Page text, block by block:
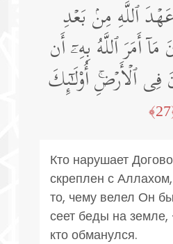
ٱللَّهِ مِنۢ بَعۡدِ
مَاۤ أَمَرَ ٱللَّهُ بِهِۦۤ أَن
ٱلۡأَرۡضِۚ أُو۟لَـٰۤىِٕكَ
Кто нарушает
скреплен с
то, чему велел Он
сеет беды на
кто обманулся.